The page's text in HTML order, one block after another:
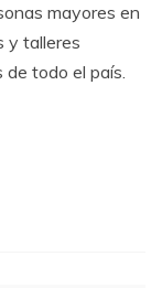
mayores en
y talleres
todo el país.